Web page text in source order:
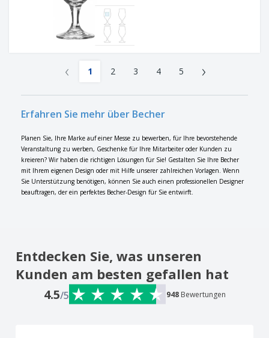
‹ 1 2 3 4 5 ›
Erfahren Sie mehr über Becher
Planen Sie, Ihre Marke auf einer Messe zu bewerben, für Ihre bevorstehende
Veranstaltung zu werben, Geschenke für Ihre Mitarbeiter oder Kunden zu
kreieren? Wir haben die richtigen Lösungen für Sie! Gestalten Sie Ihre Becher
mit Ihrem eigenen Design oder mit Hilfe unserer zahlreichen Vorlagen. Wenn
Sie Unterstützung benötigen, können Sie auch einen professionellen Designer
beauftragen, der ein perfektes Becher-Design für Sie entwirft.
Entdecken Sie, was unseren
Kunden am besten gefallen hat
4.5/5 948 Bewertungen